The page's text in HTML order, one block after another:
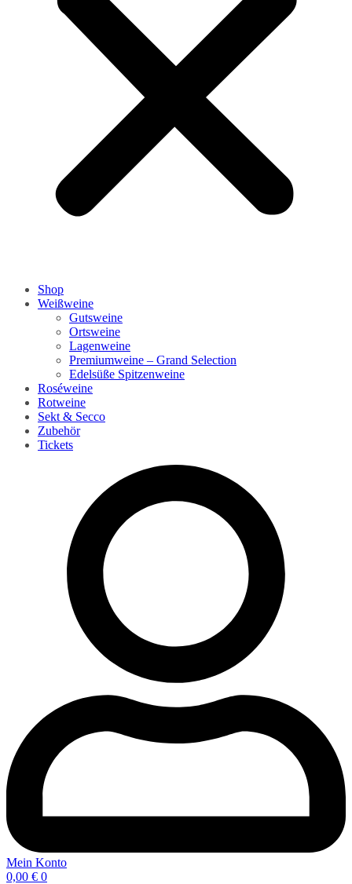
Shop
Weißweine
Gutsweine
Ortsweine
Lagenweine
Premiumweine – Grand Selection
Edelsüße Spitzenweine
Roséweine
Rotweine
Sekt & Secco
Zubehör
Tickets
Mein Konto
0,00 € 0